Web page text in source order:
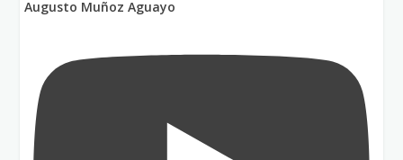
Augusto Muñoz Aguayo